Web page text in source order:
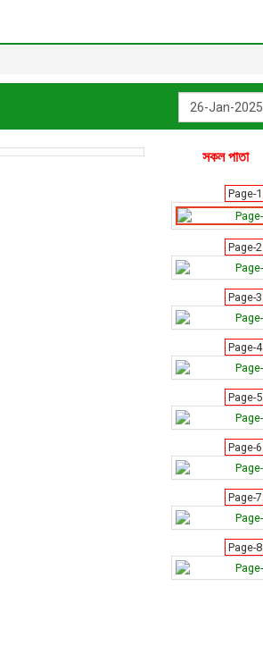
সকল পাতা
Page-1
Page-2
Page-3
Page-4
Page-5
Page-6
Page-7
Page-8